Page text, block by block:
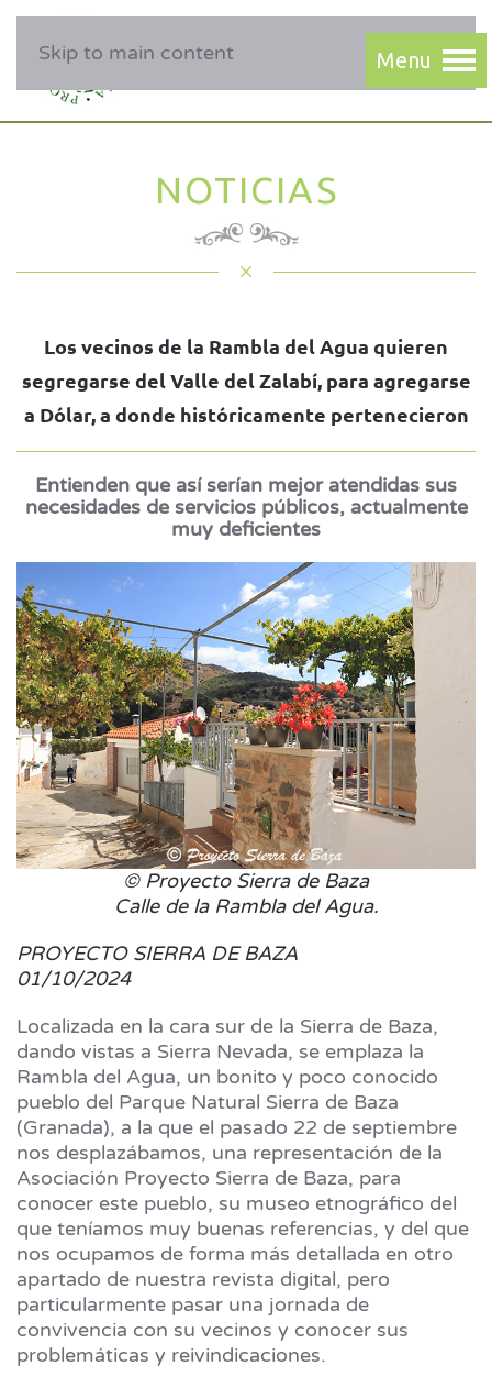
Skip to main content
NOTICIAS
Los vecinos de la Rambla del Agua quieren
segregarse del Valle del Zalabí, para agregarse
a Dólar, a donde históricamente pertenecieron
Entienden que así serían mejor atendidas sus
necesidades de servicios públicos, actualmente
muy deficientes
© Proyecto Sierra de Baza
Calle de la Rambla del Agua.
PROYECTO SIERRA DE BAZA
01/10/2024
Localizada en la cara sur de la Sierra de Baza,
dando vistas a Sierra Nevada, se emplaza la
Rambla del Agua, un bonito y poco conocido
pueblo del Parque Natural Sierra de Baza
(Granada), a la que el pasado 22 de septiembre
nos desplazábamos, una representación de la
Asociación Proyecto Sierra de Baza, para
conocer este pueblo, su museo etnográfico del
que teníamos muy buenas referencias, y del que
nos ocupamos de forma más detallada en otro
apartado de nuestra revista digital, pero
particularmente pasar una jornada de
convivencia con su vecinos y conocer sus
problemáticas y reivindicaciones.